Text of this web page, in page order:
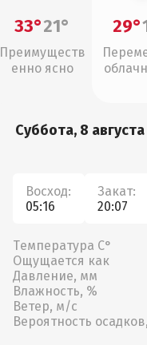
33°21°
Преимуществ
енно ясно
29°
Суббота, 8 августа
Восход:
05:16
Закат:
20:07
Температура С°
Ощущается как
Давление, мм
Влажность, %
Ветер, м/с
Вероятность